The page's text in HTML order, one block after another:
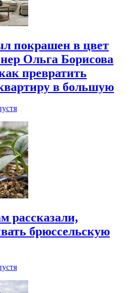
покрашен в цвет
Ольга Борисова
превратить
в большую
рассказали,
брюссельскую